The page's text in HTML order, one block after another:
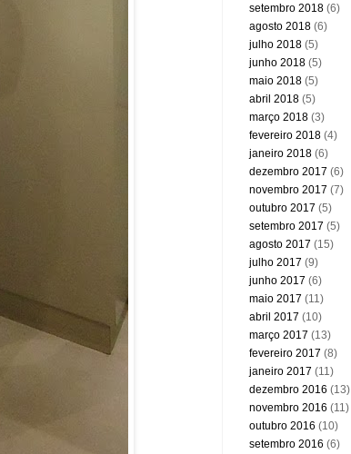
setembro 2018 (6)
agosto 2018 (6)
julho 2018 (5)
junho 2018 (5)
maio 2018 (5)
abril 2018 (5)
março 2018 (3)
fevereiro 2018 (4)
janeiro 2018 (6)
dezembro 2017 (6)
novembro 2017 (7)
outubro 2017 (5)
setembro 2017 (5)
agosto 2017 (15)
julho 2017 (9)
junho 2017 (6)
maio 2017 (11)
abril 2017 (10)
março 2017 (13)
fevereiro 2017 (8)
janeiro 2017 (11)
dezembro 2016 (13)
novembro 2016 (11)
outubro 2016 (10)
setembro 2016 (6)